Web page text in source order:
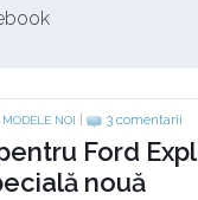
MODELE NOI 3 comentarii
Ford
nouă